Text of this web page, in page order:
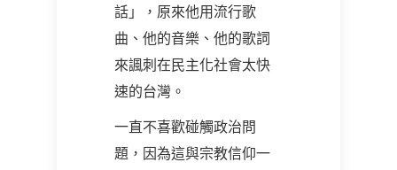
話」，原來他用流行歌
曲、他的音樂、他的歌詞
來諷刺在民主化社會太快
速的台灣。
一直不喜歡碰觸政治問
題，因為這與宗教信仰一